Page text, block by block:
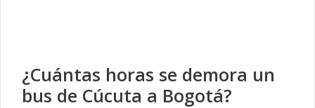
¿Cuántas horas se demora un
bus de Cúcuta a Bogotá?